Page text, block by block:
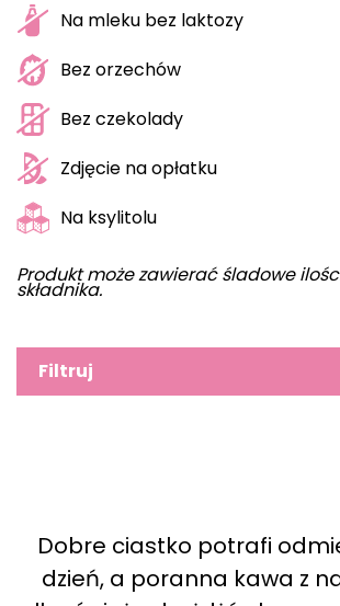
Na mleku bez laktozy
Bez orzechów
Bez czekolady
Zdjęcie na opłatku
Na ksylitolu
Produkt może zawierać śladowe
składnika.
Filtruj
Dobre ciastko potrafi
dzień, a poranna kawa z